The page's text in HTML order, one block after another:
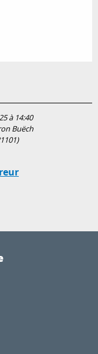
à 14:40
Buëch
)